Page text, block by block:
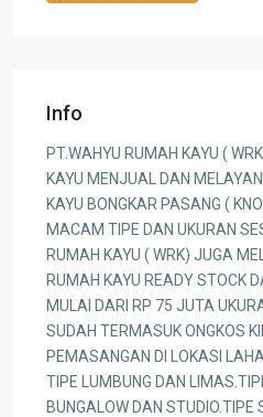
Info
PT.WAHYU RUMAH KAYU (
KAYU MENJUAL DAN
KAYU BONGKAR PASANG (
MACAM TIPE DAN UKURAN
RUMAH KAYU ( WRK) JUGA
RUMAH KAYU READY STOCK
MULAI DARI RP 75 JUTA
SUDAH TERMASUK ONGKOS
PEMASANGAN DI LOKASI
TIPE LUMBUNG DAN
BUNGALOW DAN STUDIO.TIPE